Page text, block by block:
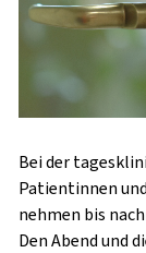
Bei der
Patientinnen
nehmen bis
Den Abend und